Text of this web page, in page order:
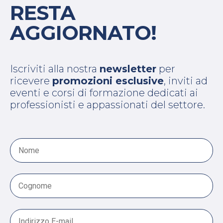
RESTA
AGGIORNATO!
Iscriviti alla nostra newsletter per
ricevere promozioni esclusive, inviti ad
eventi e corsi di formazione dedicati ai
professionisti e appassionati del settore.